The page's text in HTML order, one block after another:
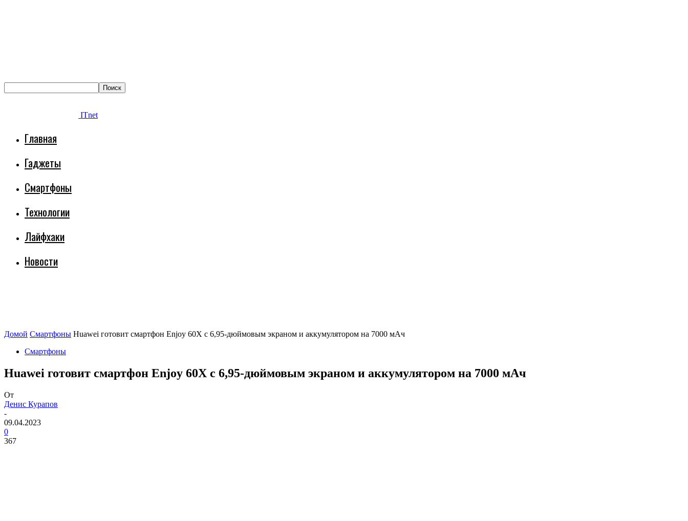
ITnet
Главная
Гаджеты
Смартфоны
Технологии
Лайфхаки
Новости
Домой Смартфоны Huawei готовит смартфон Enjoy 60X с 6,95-дюймовым экраном и аккумулятором на 7000 мАч
Смартфоны
Huawei готовит смартфон Enjoy 60X с 6,95-дюймовым экраном и аккумулятором на 7000 мАч
От
Денис Курапов
-
09.04.2023
0
367